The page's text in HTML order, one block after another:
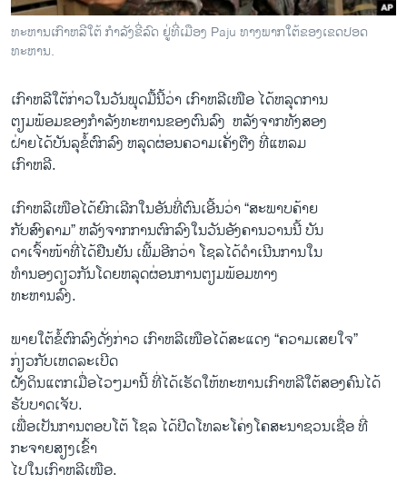
ພາສາອັງກິດ
ວີດີໂອ
ລາຍການກະຈາຍສຽງ
ລາຍງານ
ຕິດຕາມພວກເຮົາ ທີ່
ພາສາຕ່າງໆ
ທະຫານເກົາຫລີໃຕ້ ກຳລັງຂີ່ລົດ ຢູ່ທີ່ເມືອງ Paju ທາງພາກໃຕ້ຂອງເຂດປອດ
ທະຫານ.
ເກົາຫລີ​ໃຕ້ກ່າວ​ໃນ​ວັນ​ພຸດ​ມື້​ນີ້ວ່າ ເກົາຫລີ​ເໜືອ ​ໄດ້​ຫລຸດ​ການ
​ຕຽມ​ພ້ອມຂອງ​ກຳລັງທະຫານ​ຂອງ​ຕົນ​ລົງ ​ ຫລັງ​ຈາກ​ທັງ​ສອງ​
ຝ່າຍ​ໄດ້​ບັນລຸ​ຂໍ້​ຕົກລົງ ຫລຸດຜ່ອນຄວາມ​ເຄັ່ງ​ຕືງ ທີ່​ແຫລ​ມ
​ເກົາຫລີ.
​ເກົາຫລີ​ເໜືອ​ໄດ້​ຍົກ​ເລີກໃນອັນທີ່ຕົນ​ເອີ້ນວ່າ “ສະພາບຄ້າຍ
ກັບ​ສົງຄາມ” ຫລັງ​ຈາກ​ການ​ຕົກລົງ​ໃນ​ວັນ​ອັງຄານ​ວານ​ນີ້ ບັນ
ດາ​ເຈົ້າ​ໜ້າ​ທີ່​ໄດ້​ຢືນຢັນ ​ເພີ້ມອີກ​ວ່າ ​ໂຊ​ລ​ໄດ້ດຳເນີນການໃນ​
ທຳນອງ​ດຽວ​ກັນໂດຍຫລຸດຜ່ອນການຕຽມພ້ອມທາງ
ທະຫານລົງ.
ພາຍ​ໃຕ້​ຂໍ້​ຕົກລົງດັ່ງກ່າວ ​ເກົາຫລີ​ເໜືອ​ໄດ້​ສະ​ແດງ “ຄວາມ​ເສຍ​ໃຈ”
ກ່ຽວກັບ​ເຫດລະ​ເບີດ
​ຝັງ​ດິນ​ແຕກເມື່ອໄວໆມານີ້ ທີ່​ໄດ້​ເຮັດ​ໃຫ້​ທະຫານ​ເກົາຫລີ​ໃຕ້​ສອງ​ຄົນ​ໄດ້​
ຮັບ​ບາດ​ເຈັບ.
ເພື່ອ​ເປັນ​ການ​ຕອບ​ໂຕ້ ໂຊ​ລ ​ໄດ້​ປີດ​ໂທລະ​ໂຄ່ງໂຄສະນາ​ຊວນ​ເຊື່ອ​ ທີ່
ກະຈາຍສຽງເຂົ້າ​
ໄປໃນ​ເກົາຫລີ​ເໜືອ.